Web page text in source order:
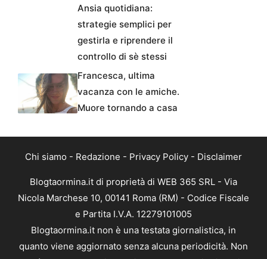
Ansia quotidiana:
strategie semplici per
gestirla e riprendere il
controllo di sè stessi
Francesca, ultima
vacanza con le amiche.
Muore tornando a casa
Chi siamo - Redazione - Privacy Policy - Disclaimer
Blogtaormina.it di proprietà di WEB 365 SRL - Via
Nicola Marchese 10, 00141 Roma (RM) - Codice Fiscale
e Partita I.V.A. 12279101005
Blogtaormina.it non è una testata giornalistica, in
quanto viene aggiornato senza alcuna periodicità. Non